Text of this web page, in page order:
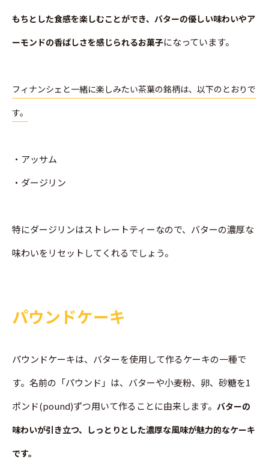
もちとした食感を楽しむことができ、バターの優しい味わいやア
ーモンドの香ばしさを感じられるお菓子になっています。
フィナンシェと一緒に楽しみたい茶葉の銘柄は、以下のとおりで
す。
・アッサム
・ダージリン
特にダージリンはストレートティーなので、バターの濃厚な
味わいをリセットしてくれるでしょう。
パウンドケーキ
パウンドケーキは、バターを使用して作るケーキの一種で
す。名前の「パウンド」は、バターや小麦粉、卵、砂糖を1
ポンド(pound)ずつ用いて作ることに由来します。 バターの
味わいが引き立つ、しっとりとした濃厚な風味が魅力的なケーキ
です。